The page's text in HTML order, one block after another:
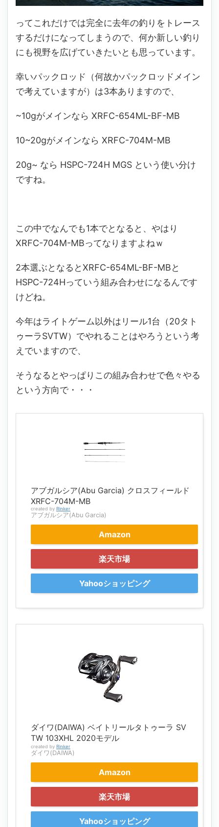
ってこれだけでは完全に去年の釣りをトレース
するだけになってしまうので、何か新しい釣り
にも視野を広げていきたいとも思っています。
幸いパックロッド（何故かパックロッドメイン
で考えていますが）は3本ありますので、
~10gがメインなら XRFC-654ML-BF-MB
10~20gがメインなら XRFC-704M-MB
20g~ なら HSPC-724H MGS という使い分け
ですね。
この中でなんでも1本でとなると、やはり
XRFC-704M-MBってなりますよねｗ
2本選ぶとなるとXRFC-654ML-BF-MBと
HSPC-724Hっていう組み合わせになるんです
けどね。
今年はライトゲーム以外はリール1台（20タト
ゥーラSVTW）でやれることはやろうという考
えでいますので、
そうなるとやっぱりこの組み合わせで色々やる
という方向で・・・
アブガルシア(Abu Garcia) クロスフィールド
XRFC-704M-MB
created by Rinker
アブガルシア(Abu Garcia)
Amazon
楽天市場
Yahooショッピング
ダイワ(DAIWA) ベイトリールタトゥーラ SV
TW 103XHL 2020モデル
created by Rinker
ダイワ(DAIWA)
Amazon
楽天市場
Yahooショッピング